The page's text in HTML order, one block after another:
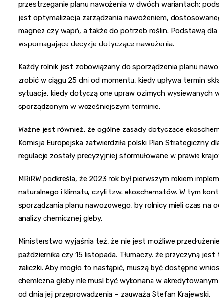
przestrzeganie planu nawożenia w dwóch wariantach:
jest optymalizacja zarządzania nawożeniem,
magnez czy wapń, a także do potrzeb roślin. Podstawą
wspomagające decyzje dotyczące nawożenia.
Każdy rolnik jest zobowiązany do sporządzenia planu
zrobić w ciągu 25 dni od momentu, kiedy upływa termin
sytuacje, kiedy dotyczą one upraw ozimych wysiewanych
sporządzonym w wcześniejszym terminie.
Ważne jest również, że ogólne zasady dotyczące
Komisja Europejska zatwierdziła polski Plan Strategiczny
regulacje zostały precyzyjniej sformułowane w prawie
MRiRW podkreśla, że 2023 rok był pierwszym rokiem
naturalnego i klimatu, czyli tzw. ekoschematów. W tym
sporządzania planu nawozowego, by rolnicy mieli czas na
analizy chemicznej gleby.
Ministerstwo wyjaśnia też, że nie jest możliwe
października czy 15 listopada. Tłumaczy, że przyczyną
zaliczki. Aby mogło to nastąpić, muszą być dostępne
chemiczna gleby nie musi być wykonana w
od dnia jej przeprowadzenia – zauważa Stefan Krajewski.